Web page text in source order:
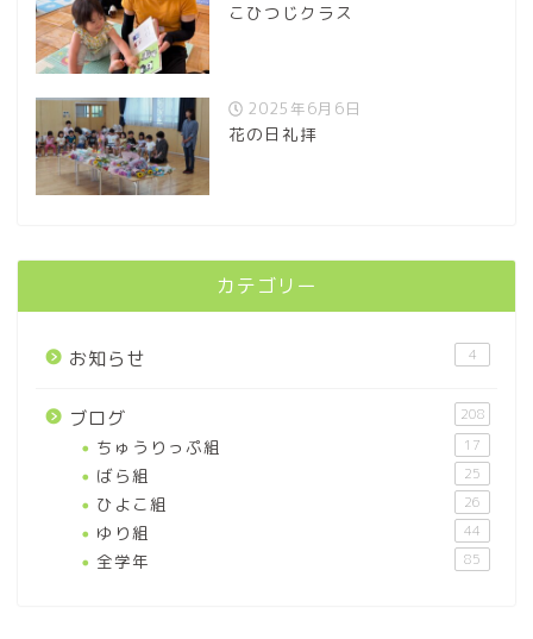
こひつじクラス
2025年6月6日
花の日礼拝
カテゴリー
お知らせ 4
ブログ 208
ちゅうりっぷ組 17
ばら組 25
ひよこ組 26
ゆり組 44
全学年 85